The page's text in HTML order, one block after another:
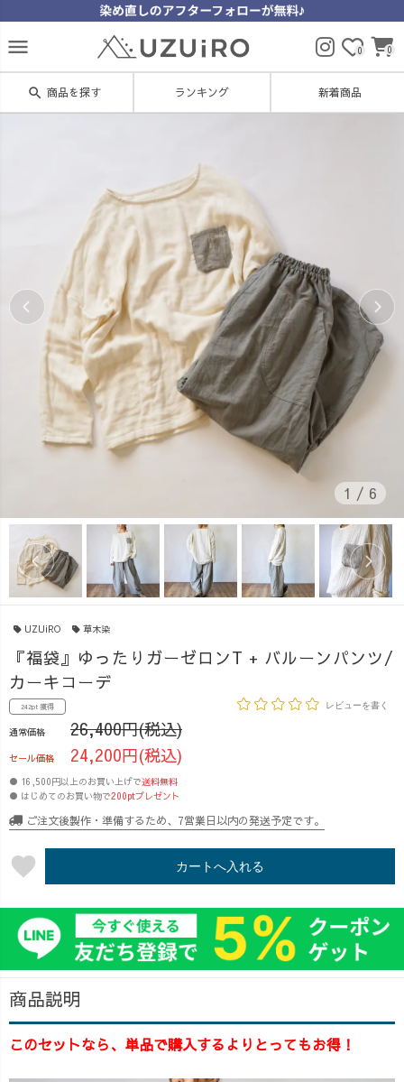
menu 0 0
search 商品を探す ランキング 新着商品
1 / 6
UZUiRO 草木染
『福袋』ゆったりガーゼロンT + バルーンパンツ/
カーキコーデ
242pt 獲得 レビューを書く
通常価格 26,400円(税込)
セール価格 24,200円(税込)
● 16,500円以上のお買い上げで送料無料
● はじめてのお買い物で200ptプレゼント
ご注文後製作・準備するため、7営業日以内の発送予定です。
favorite カートへ入れる
商品説明
このセットなら、単品で購入するよりとってもお得！